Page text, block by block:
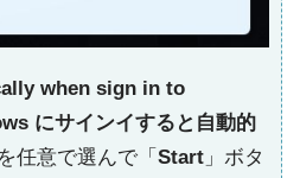
when sign in to
にサインイすると自動的
任意で選んで「 Start 」ボタ